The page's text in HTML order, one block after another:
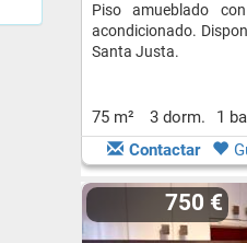
Piso amueblado
acondicionado.
Santa Justa.
75 m² 3 dorm. 1
Contactar
750 €